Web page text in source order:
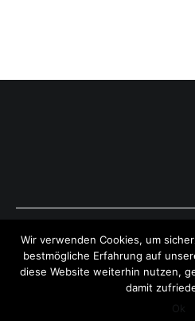
Copyright © 2026
Theme:Cenote by ThemeGrill.
Wir verwenden Cookies, um
bestmögliche Erfahrung auf
diese Website weiterhin nutzen,
damit
Ok